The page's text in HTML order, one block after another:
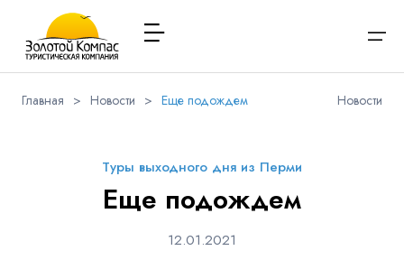
Расписание туров
Главная > Новости > Еще подождем Новости
Туры выходного дня из Перми
Еще подождем
12.01.2021
Вход / Регистрация
с политикой компании в отношении